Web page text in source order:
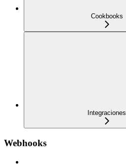
Cookbooks
Integraciones
Webhooks